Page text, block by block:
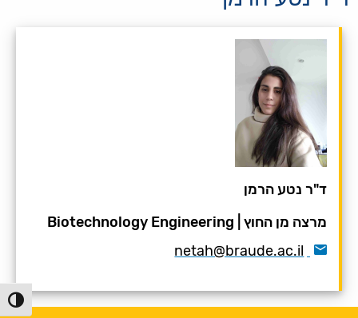
הפעל/
ד"ר נטע הרמן
מרצה מן החוץ Biotechnology Engineering
netah@braude.ac.il